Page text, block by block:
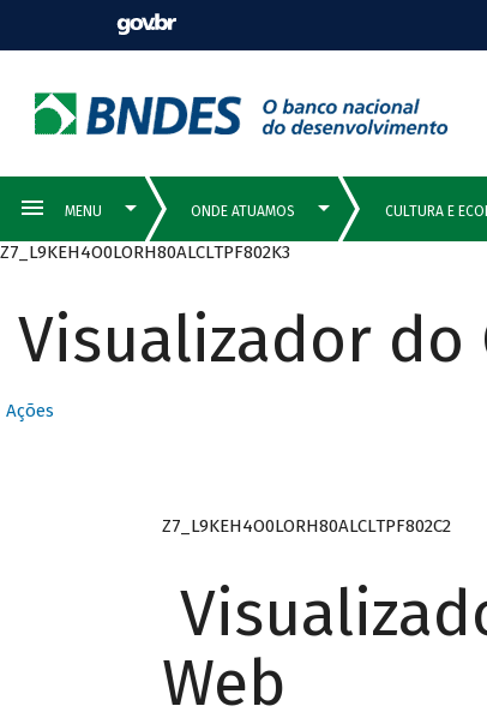
Z7_L9KEH4O0LORH80ALCLTPF802K3
Visualizador do
Ações
Z7_L9KEH4O0LORH80ALCLTPF802C2
Web